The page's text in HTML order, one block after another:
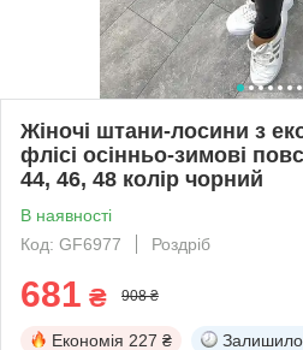
Жіночі штани-лосини з
флісі осінньо-зимові
44, 46, 48 колір чорний
В наявності
Код: GF6977
Роздріб
681 ₴ 908 ₴
Економія 227 ₴